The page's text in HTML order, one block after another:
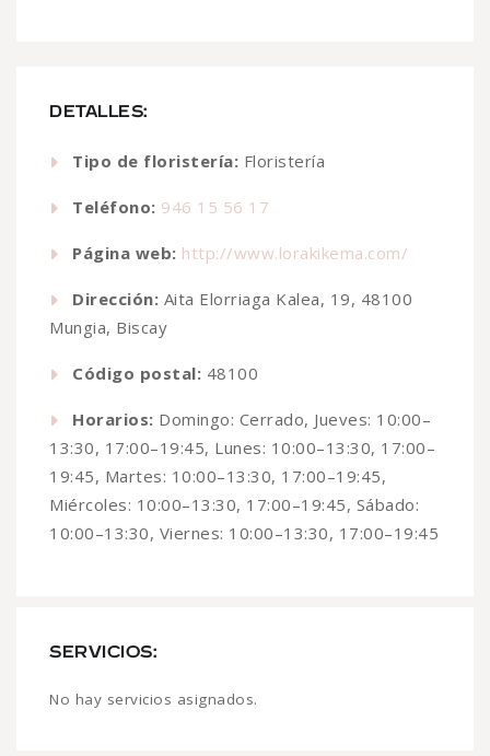
DETALLES:
Tipo de floristería: Floristería
Teléfono: 946 15 56 17
Página web: http://www.lorakikema.com/
Dirección: Aita Elorriaga Kalea, 19, 48100
Mungia, Biscay
Código postal: 48100
Horarios: Domingo: Cerrado, Jueves: 10:00–
13:30, 17:00–19:45, Lunes: 10:00–13:30, 17:00–
19:45, Martes: 10:00–13:30, 17:00–19:45,
Miércoles: 10:00–13:30, 17:00–19:45, Sábado:
10:00–13:30, Viernes: 10:00–13:30, 17:00–19:45
SERVICIOS:
No hay servicios asignados.